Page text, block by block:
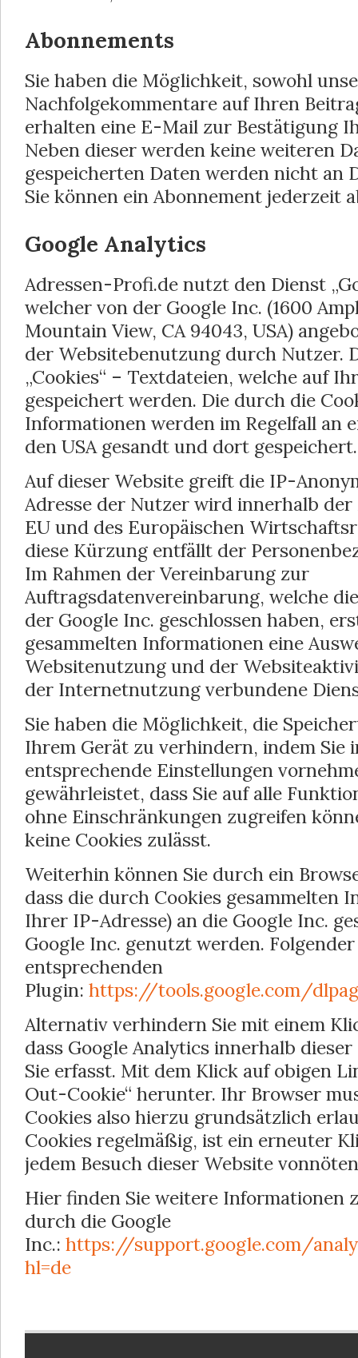
Abonnements
Sie haben die Möglichkeit, sowohl
Nachfolgekommentare auf Ihren
erhalten eine E-Mail zur Bestätigung
Neben dieser werden keine weiteren
gespeicherten Daten werden nicht an
Sie können ein Abonnement jederzeit
Google Analytics
Adressen-Profi.de nutzt den Dienst
welcher von der Google Inc. (1600
Mountain View, CA 94043, USA)
der Websitebenutzung durch Nutzer.
„Cookies“ – Textdateien, welche auf
gespeichert werden. Die durch die
Informationen werden im Regelfall an
den USA gesandt und dort gespeichert.
Auf dieser Website greift die IP-
Adresse der Nutzer wird innerhalb
EU und des Europäischen
diese Kürzung entfällt der
Im Rahmen der Vereinbarung zur
Auftragsdatenvereinbarung, welche
der Google Inc. geschlossen haben,
gesammelten Informationen eine
Websitenutzung und der
der Internetnutzung verbundene
Sie haben die Möglichkeit, die
Ihrem Gerät zu verhindern, indem Sie
entsprechende Einstellungen
gewährleistet, dass Sie auf alle
ohne Einschränkungen zugreifen
keine Cookies zulässt.
Weiterhin können Sie durch ein
dass die durch Cookies gesammelten
Ihrer IP-Adresse) an die Google Inc.
Google Inc. genutzt werden.
entsprechenden
Plugin: https://tools.google.com/
Alternativ verhindern Sie mit einem
dass Google Analytics innerhalb
Sie erfasst. Mit dem Klick auf obigen
Out-Cookie“ herunter. Ihr Browser
Cookies also hierzu grundsätzlich
Cookies regelmäßig, ist ein erneuter
jedem Besuch dieser Website
Hier finden Sie weitere Informationen
durch die Google
Inc.: https://support.google.com/
hl=de